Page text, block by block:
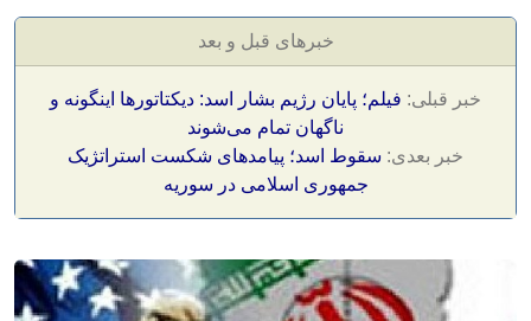
خبرهای قبل و بعد
خبر قبلی: فیلم؛ پایان رژیم بشار اسد: دیکتاتور‌ها اینگونه و
ناگهان تمام می‌شوند
خبر بعدی: سقوط اسد؛ پیامدهای شکست استراتژیک
جمهوری اسلامی در سوریه